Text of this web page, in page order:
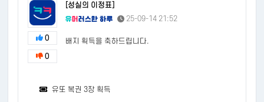
0
0
[성실의 이정표]
25-09-14 21:52
배지 획득을 축하드립니다.
유또 복권 3장 획득